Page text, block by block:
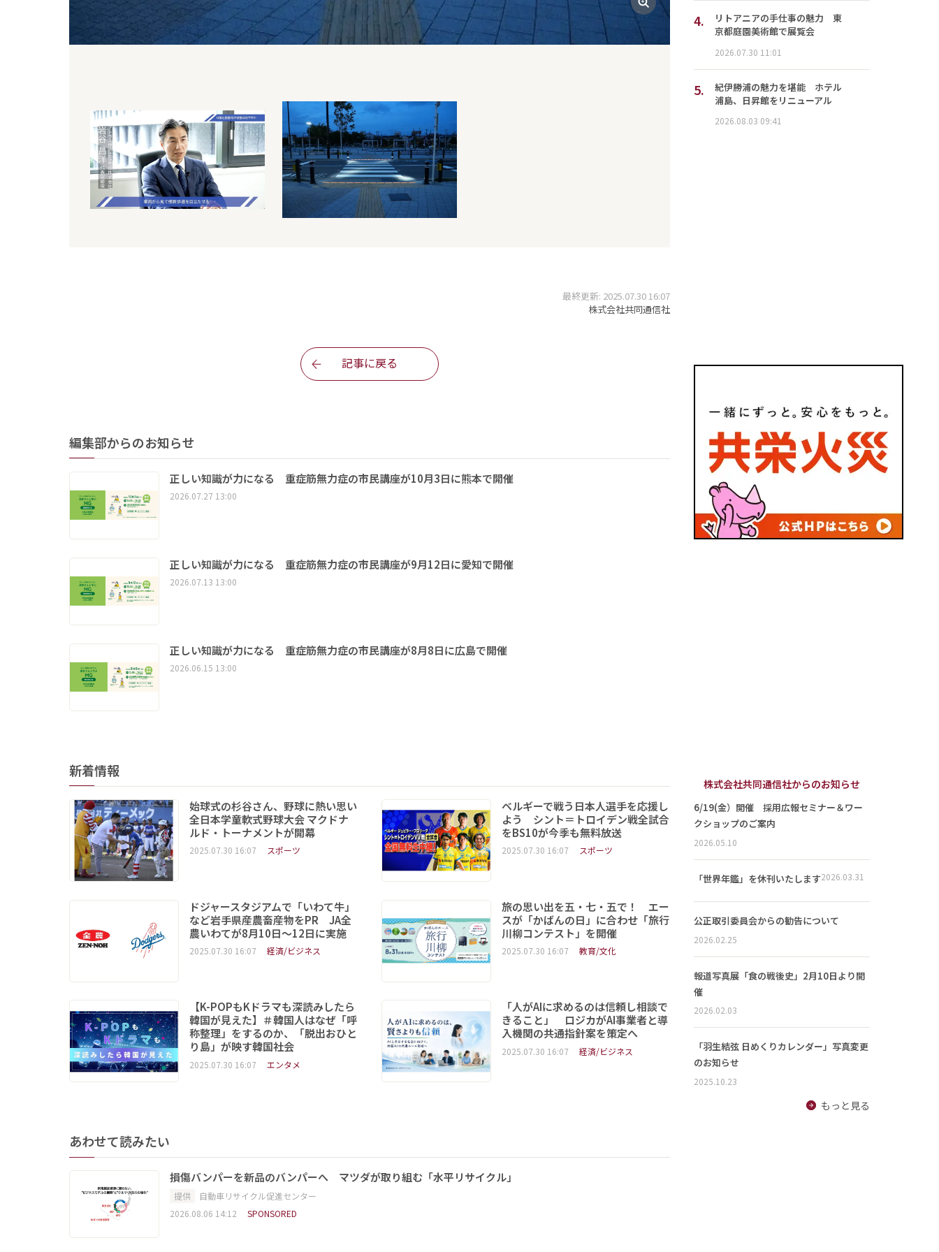
最終更新: 2025.07.30 16:07
株式会社共同通信社
記事に戻る
編集部からのお知らせ
正しい知識が力になる 重症筋無力症の市民講座が10月3日に熊本で開催
2026.07.27 13:00
正しい知識が力になる 重症筋無力症の市民講座が9月12日に愛知で開催
2026.07.13 13:00
正しい知識が力になる 重症筋無力症の市民講座が8月8日に広島で開催
2026.06.15 13:00
新着情報
始球式の杉谷さん、野球に熱い思い
全日本学童軟式野球大会 マクドナ
ルド・トーナメントが開幕
2025.07.30 16:07 スポーツ
ベルギーで戦う日本人選手を応援し
よう シント＝トロイデン戦全試合
をBS10が今季も無料放送
2025.07.30 16:07 スポーツ
ドジャースタジアムで「いわて牛」
など岩手県産農畜産物をPR JA全
農いわてが8月10日～12日に実施
2025.07.30 16:07 経済/ビジネス
旅の思い出を五・七・五で！ エー
スが「かばんの日」に合わせ「旅行
川柳コンテスト」を開催
2025.07.30 16:07 教育/文化
【K-POPもKドラマも深読みしたら
韓国が見えた】＃韓国人はなぜ「呼
称整理」をするのか、「脱出おひと
り島」が映す韓国社会
2025.07.30 16:07 エンタメ
「人がAIに求めるのは信頼し相談で
きること」 ロジカがAI事業者と導
入機関の共通指針案を策定へ
2025.07.30 16:07 経済/ビジネス
あわせて読みたい
損傷バンパーを新品のバンパーへ マツダが取り組む「水平リサイクル」
提供
自動車リサイクル促進センター
2026.08.06 14:12
SPONSORED
4.
リトアニアの手仕事の魅力 東
京都庭園美術館で展覧会
2026.07.30 11:01
5.
紀伊勝浦の魅力を堪能 ホテル
浦島、日昇館をリニューアル
2026.08.03 09:41
株式会社共同通信社からのお知らせ
6/19(金）開催 採用広報セミナー＆ワー
クショップのご案内
2026.05.10
「世界年鑑」を休刊いたします2026.03.31
公正取引委員会からの勧告について
2026.02.25
報道写真展「食の戦後史」2月10日より開
催
2026.02.03
「羽生結弦 日めくりカレンダー」写真変更
のお知らせ
2025.10.23
もっと見る